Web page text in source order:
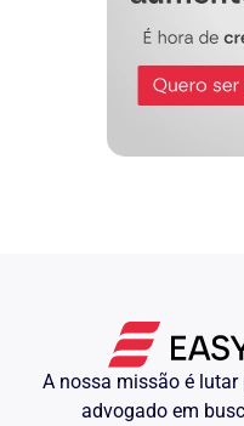
genérica para
Ainda, a
segundo
o parágrafo
ACT …. é claro
Para a
optarem pelo
jornada de
seguinte:
A nossa missão é
advogado em